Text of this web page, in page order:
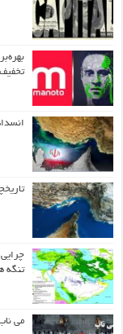
تخفیف
تنگه
می